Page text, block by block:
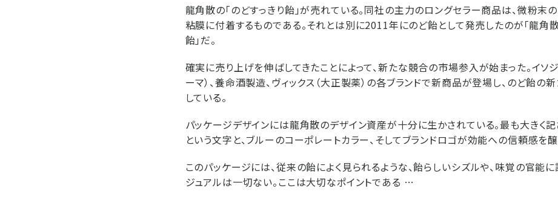
龍角散の「のどすっきり飴」が売れている。同社の主力のロングセラー商品は、微粉末
粘膜に付着するものである。それとは別に2011年にのど飴として発売したのが「龍角
飴」だ。
確実に売り上げを伸ばしてきたことによって、新たな競合の市場参入が始まった。イソジ
ーマ）、養命酒製造、ヴィックス（大正製薬）の各ブランドで新商品が登場し、のど飴の
している。
パッケージデザインには龍角散のデザイン資産が十分に生かされている。最も大きく記
という文字と、ブルーのコーポレートカラー、そしてブランドロゴが効能への信頼感を醸
このパッケージには、従来の飴によく見られるような、飴らしいシズルや、味覚の官能
ジュアルは一切ない。ここは大切なポイントである …